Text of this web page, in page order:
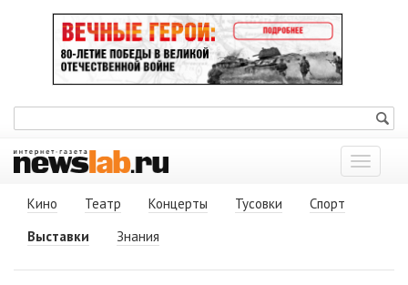
Показать
меню
Кино
Театр Концерты Тусовки
Спорт
Выставки
Знания